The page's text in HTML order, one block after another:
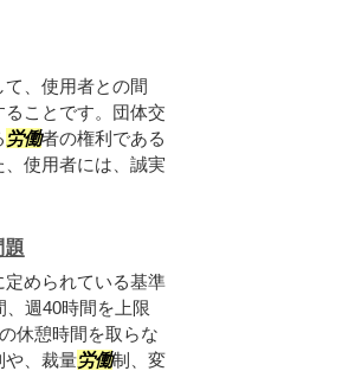
、使用者との間
ことです。団体交
労働者の権利である
使用者には、誠実
定められている基準
、週40時間を上限
休憩時間を取らな
や、裁量労働制、変